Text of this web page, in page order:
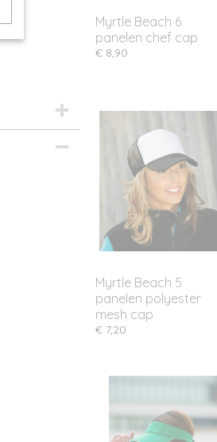
Myrtle Beach 6
panelen chef cap
€ 8,90
Myrtle Beach 5
panelen polyester
mesh cap
€ 7,20